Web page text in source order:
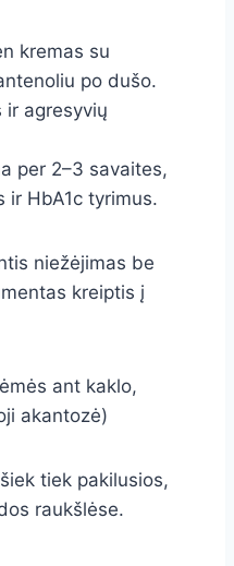
kremas su
po dušo.
ir agresyvių
per 2–3 savaites,
ir HbA1c tyrimus.
niežėjimas be
kreiptis į
ant kaklo,
akantozė)
tiek pakilusios,
raukšlėse.